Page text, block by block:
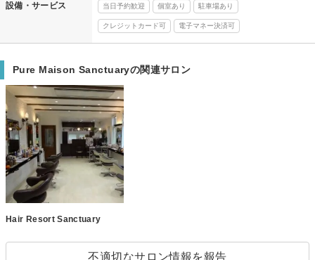
設備・サービス 当日予約歓迎 個室あり 駐車場あり
クレジットカード可 電子マネー決済可
Pure Maison Sanctuaryの関連サロン
Hair Resort Sanctuary
不適切なサロン情報を報告